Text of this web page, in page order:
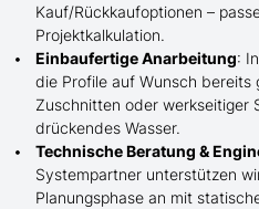
Kauf/Rückkaufoptionen –
Projektkalkulation.
Einbaufertige Anarbeitung:
die Profile auf Wunsch bereits
Zuschnitten oder werkseitiger
drückendes Wasser.
Technische Beratung &
Systempartner unterstützen
Planungsphase an mit